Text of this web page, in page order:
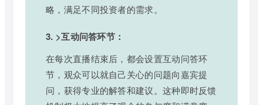
略，满足不同投资者的需求。
3. >互动问答环节：
在每次直播结束后，都会设置互动问答环
节，观众可以就自己关心的问题向嘉宾提
问，获得专业的解答和建议。这种即时反馈